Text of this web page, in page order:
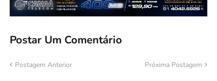
Postar Um Comentário
Postagem Anterior Próxima Postagem